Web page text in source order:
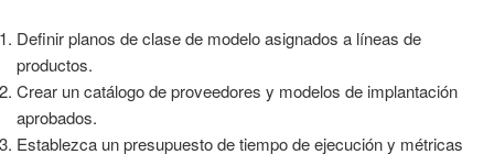
Definir planos de clase de modelo asignados a líneas de
productos.
Crear un catálogo de proveedores y modelos de implantación
aprobados.
Establezca un presupuesto de tiempo de ejecución y métricas